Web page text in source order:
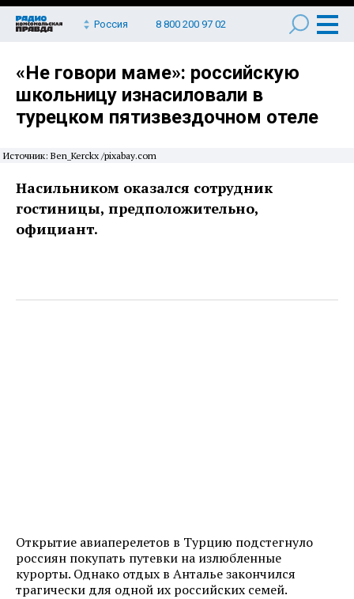
Россия 8 800 200 97 02
«Не говори маме»: российскую
школьницу изнасиловали в
турецком пятизвездочном отеле
Источник: Ben_Kerckx /pixabay.com
Насильником оказался сотрудник
гостиницы, предположительно,
официант.
Открытие авиаперелетов в Турцию подстегнуло
россиян покупать путевки на излюбленные
курорты. Однако отдых в Анталье закончился
трагически для одной их российских семей.